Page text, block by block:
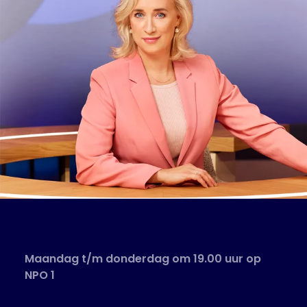
Maandag t/m donderdag om 19.00 uur op
NPO 1